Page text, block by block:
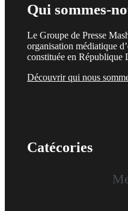
Qui sommes-
Le Groupe de Presse
organisation médiatique
constituée en République
Découvrir qui nous
Catécories